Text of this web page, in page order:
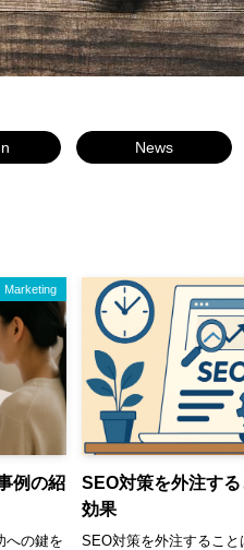
News
Marketing
例の紹
への鍵を
SEO対策を外注す
効果
SEO対策を外注するこ